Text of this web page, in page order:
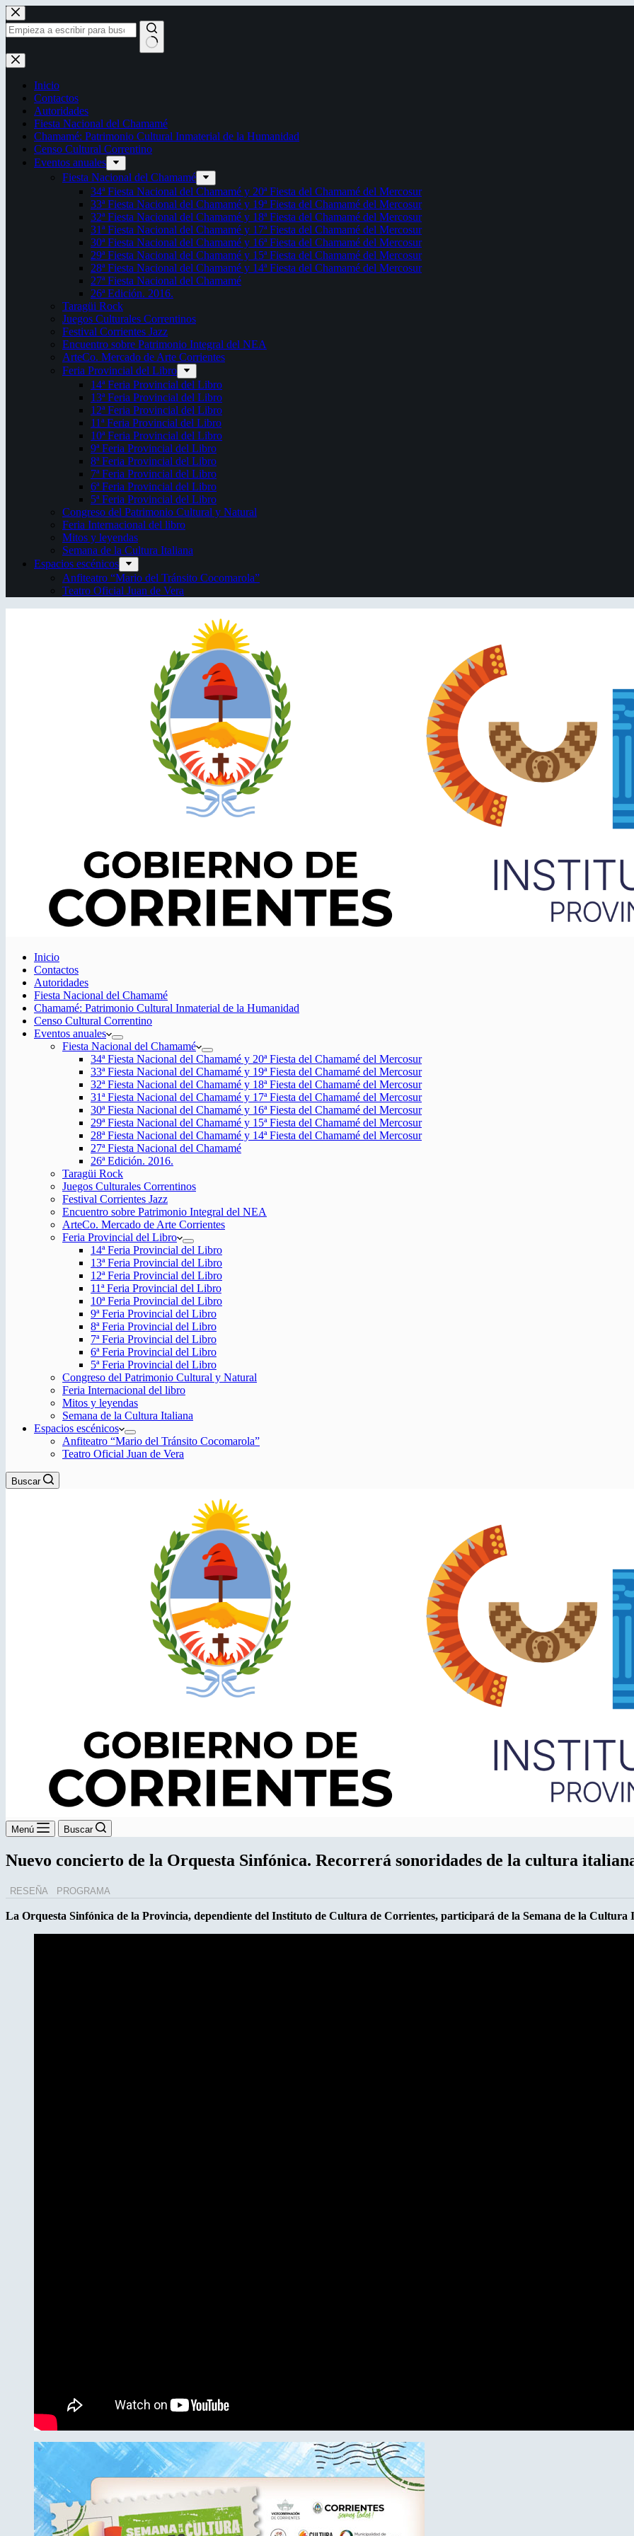
Saltar
al
contenido
Sin
resultados
Inicio
Contactos
Autoridades
Fiesta Nacional del Chamamé
Chamamé: Patrimonio Cultural Inmaterial de la Humanidad
Censo Cultural Correntino
Eventos anuales
Fiesta Nacional del Chamamé
34ª Fiesta Nacional del Chamamé y 20ª Fiesta del Chamamé del Mercosur
33ª Fiesta Nacional del Chamamé y 19ª Fiesta del Chamamé del Mercosur
32ª Fiesta Nacional del Chamamé y 18ª Fiesta del Chamamé del Mercosur
31ª Fiesta Nacional del Chamamé y 17ª Fiesta del Chamamé del Mercosur
30ª Fiesta Nacional del Chamamé y 16ª Fiesta del Chamamé del Mercosur
29ª Fiesta Nacional del Chamamé y 15ª Fiesta del Chamamé del Mercosur
28ª Fiesta Nacional del Chamamé y 14ª Fiesta del Chamamé del Mercosur
27ª Fiesta Nacional del Chamamé
26ª Edición. 2016.
Taragüi Rock
Juegos Culturales Correntinos
Festival Corrientes Jazz
Encuentro sobre Patrimonio Integral del NEA
ArteCo. Mercado de Arte Corrientes
Feria Provincial del Libro
14ª Feria Provincial del Libro
13ª Feria Provincial del Libro
12ª Feria Provincial del Libro
11ª Feria Provincial del Libro
10ª Feria Provincial del Libro
9ª Feria Provincial del Libro
8ª Feria Provincial del Libro
7ª Feria Provincial del Libro
6ª Feria Provincial del Libro
5ª Feria Provincial del Libro
Congreso del Patrimonio Cultural y Natural
Feria Internacional del libro
Mitos y leyendas
Semana de la Cultura Italiana
Espacios escénicos
Anfiteatro “Mario del Tránsito Cocomarola”
Teatro Oficial Juan de Vera
Inicio
Contactos
Autoridades
Fiesta Nacional del Chamamé
Chamamé: Patrimonio Cultural Inmaterial de la Humanidad
Censo Cultural Correntino
Eventos anuales
Fiesta Nacional del Chamamé
34ª Fiesta Nacional del Chamamé y 20ª Fiesta del Chamamé del Mercosur
33ª Fiesta Nacional del Chamamé y 19ª Fiesta del Chamamé del Mercosur
32ª Fiesta Nacional del Chamamé y 18ª Fiesta del Chamamé del Mercosur
31ª Fiesta Nacional del Chamamé y 17ª Fiesta del Chamamé del Mercosur
30ª Fiesta Nacional del Chamamé y 16ª Fiesta del Chamamé del Mercosur
29ª Fiesta Nacional del Chamamé y 15ª Fiesta del Chamamé del Mercosur
28ª Fiesta Nacional del Chamamé y 14ª Fiesta del Chamamé del Mercosur
27ª Fiesta Nacional del Chamamé
26ª Edición. 2016.
Taragüi Rock
Juegos Culturales Correntinos
Festival Corrientes Jazz
Encuentro sobre Patrimonio Integral del NEA
ArteCo. Mercado de Arte Corrientes
Feria Provincial del Libro
14ª Feria Provincial del Libro
13ª Feria Provincial del Libro
12ª Feria Provincial del Libro
11ª Feria Provincial del Libro
10ª Feria Provincial del Libro
9ª Feria Provincial del Libro
8ª Feria Provincial del Libro
7ª Feria Provincial del Libro
6ª Feria Provincial del Libro
5ª Feria Provincial del Libro
Congreso del Patrimonio Cultural y Natural
Feria Internacional del libro
Mitos y leyendas
Semana de la Cultura Italiana
Espacios escénicos
Anfiteatro “Mario del Tránsito Cocomarola”
Teatro Oficial Juan de Vera
Buscar
Menú Buscar
Nuevo concierto de la Orquesta Sinfónica. Recorrerá sonoridades de la cultura
RESEÑA PROGRAMA
La Orquesta Sinfónica de la Provincia, dependiente del Instituto de Cultura de Corrientes, participará de la Semana de la Cultura